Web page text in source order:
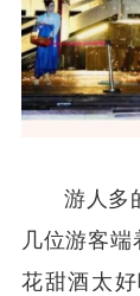
游人多
几位游客
花甜酒太